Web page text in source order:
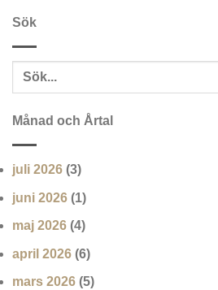
Sök
Månad och Årtal
juli 2026 (3)
juni 2026 (1)
maj 2026 (4)
april 2026 (6)
mars 2026 (5)